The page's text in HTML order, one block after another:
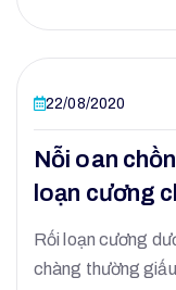
22/08/2020
Nỗi oan
loạn cương
Rối loạn cương
chàng thường